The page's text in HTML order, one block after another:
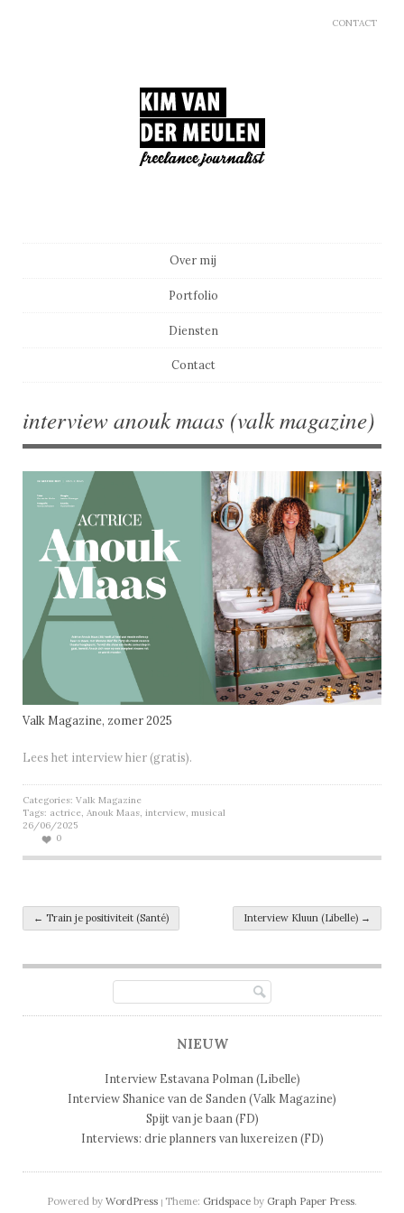
CONTACT
Over mij
Portfolio
Diensten
Contact
interview anouk maas (valk magazine)
Valk Magazine, zomer 2025
Lees het interview hier (gratis).
Categories: Valk Magazine
Tags: actrice, Anouk Maas, interview, musical
26/06/2025
0
Post navigation
← Train je positiviteit (Santé) Interview Kluun (Libelle) →
NIEUW
Interview Estavana Polman (Libelle)
Interview Shanice van de Sanden (Valk Magazine)
Spijt van je baan (FD)
Interviews: drie planners van luxereizen (FD)
Powered by WordPress | Theme: Gridspace by Graph Paper Press.